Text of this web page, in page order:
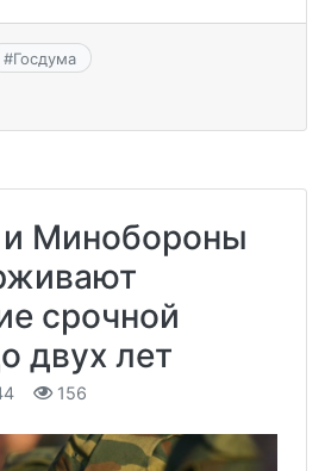
#Госдума
Минобороны
срочной
двух лет
156